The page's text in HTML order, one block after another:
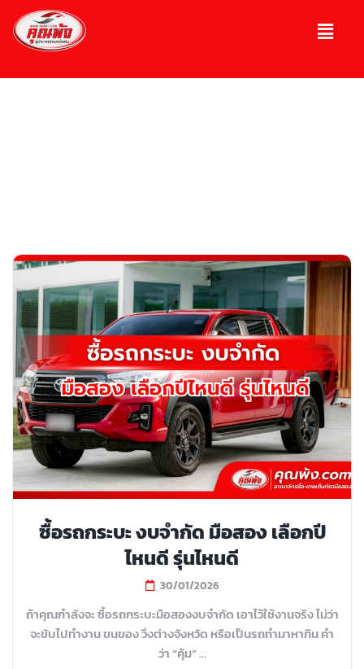
ซื้อรถกระบะ งบจำกัด มือสอง เลือกปี
ไหนดี รุ่นไหนดี
30/01/2026
ถ้าคุณกำลังจะ ซื้อรถกระบะมือสองงบจำกัด เอาไว้ใช้งานจริง ไม่ว่า
จะขับไปทำงาน ขนของ วิ่งต่างจังหวัด หรือเป็นรถทำมาหากิน คำ
ว่า “คุ้ม” ...